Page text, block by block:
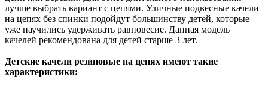
лучше выбрать вариант с цепями. Уличные подвесные качели
на цепях без спинки подойдут большинству детей, которые
уже научились удерживать равновесие. Данная модель
качелей рекомендована для детей старше 3 лет.
Детские качели резиновые на цепях имеют такие
характеристики: